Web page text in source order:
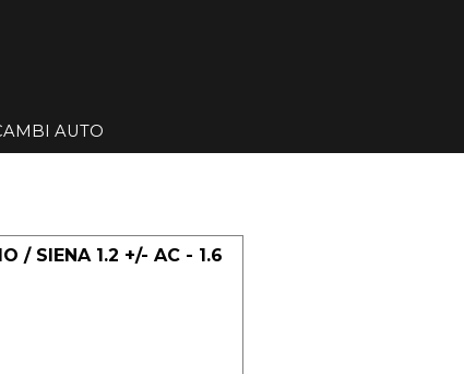
menù
▼ AUTO
/ SIENA 1.2 +/- AC - 1.6